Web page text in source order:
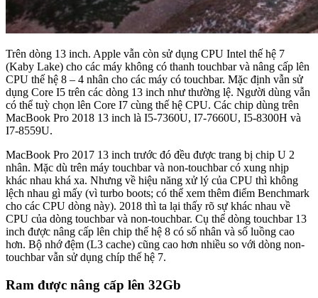
Trên dòng 13 inch. Apple vẫn còn sử dụng CPU Intel thế hệ 7
(Kaby Lake) cho các máy không có thanh touchbar và nâng cấp lên
CPU thế hệ 8 – 4 nhân cho các máy có touchbar. Mặc định vẫn sử
dụng Core I5 trên các dòng 13 inch như thường lệ. Người dùng vẫn
có thể tuỳ chọn lên Core I7 cùng thế hệ CPU. Các chip dùng trên
MacBook Pro 2018 13 inch là I5-7360U, I7-7660U, I5-8300H và
I7-8559U.
MacBook Pro 2017 13 inch trước đó đều được trang bị chip U 2
nhân. Mặc dù trên máy touchbar và non-touchbar có xung nhịp
khác nhau khá xa. Nhưng về hiệu năng xử lý của CPU thì không
lệch nhau gì mấy (vì turbo boots; có thể xem thêm điểm Benchmark
cho các CPU dòng này). 2018 thì ta lại thấy rõ sự khác nhau về
CPU của dòng touchbar và non-touchbar. Cụ thể dòng touchbar 13
inch được nâng cấp lên chip thế hệ 8 có số nhân và số luồng cao
hơn. Bộ nhớ đệm (L3 cache) cũng cao hơn nhiều so với dòng non-
touchbar vẫn sử dụng chíp thế hệ 7.
Ram được nâng cấp lên 32Gb